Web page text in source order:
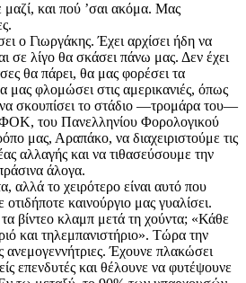
και πού ʼσαι ακόμα. Μας
ο Γιωργάκης. Έχει αρχίσει ήδη να
σε λίγο θα σκάσει πάνω μας. Δεν έχει
θα πάρει, θα μας φορέσει τα
μας φλομώσει στις αμερικανιές, όπως
σκουπίσει το στάδιο —τρομάρα του—
του Πανελληνίου Φορολογικού
μας, Αραπάκο, να διαχειριστούμε τις
αλλαγής και να τιθασεύσουμε την
άλογα.
αλλά το χειρότερο είναι αυτό που
καινούργιο μας γυαλίσει.
βίντεο κλαμπ μετά τη χούντα; «Κάθε
και τηλεμπανιστήριο». Τώρα την
ανεμογεννήτριες. Έχουνε πλακώσει
επενδυτές και θέλουνε να φυτέψουνε